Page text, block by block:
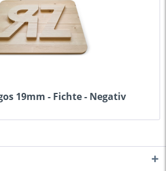
19mm - Fichte - Negativ